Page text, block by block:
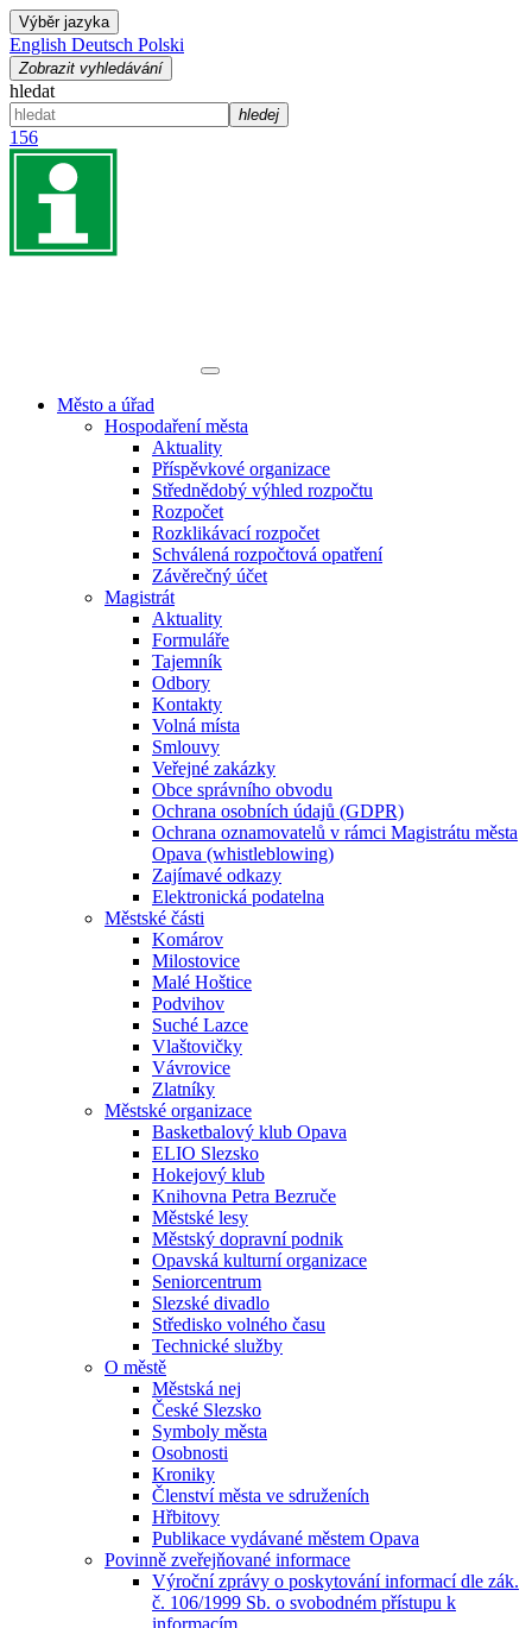
Výběr jazyka
English Deutsch Polski
Zobrazit vyhledávání
hledat
hledej
156
Město a úřad
Hospodaření města
Aktuality
Příspěvkové organizace
Střednědobý výhled rozpočtu
Rozpočet
Rozklikávací rozpočet
Schválená rozpočtová opatření
Závěrečný účet
Magistrát
Aktuality
Formuláře
Tajemník
Odbory
Kontakty
Volná místa
Smlouvy
Veřejné zakázky
Obce správního obvodu
Ochrana osobních údajů (GDPR)
Ochrana oznamovatelů v rámci Magistrátu města
Opava (whistleblowing)
Zajímavé odkazy
Elektronická podatelna
Městské části
Komárov
Milostovice
Malé Hoštice
Podvihov
Suché Lazce
Vlaštovičky
Vávrovice
Zlatníky
Městské organizace
Basketbalový klub Opava
ELIO Slezsko
Hokejový klub
Knihovna Petra Bezruče
Městské lesy
Městský dopravní podnik
Opavská kulturní organizace
Seniorcentrum
Slezské divadlo
Středisko volného času
Technické služby
O městě
Městská nej
České Slezsko
Symboly města
Osobnosti
Kroniky
Členství města ve sdruženích
Hřbitovy
Publikace vydávané městem Opava
Povinně zveřejňované informace
Výroční zprávy o poskytování informací dle zák.
č. 106/1999 Sb. o svobodném přístupu k